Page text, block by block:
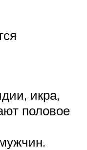
икра,
половое